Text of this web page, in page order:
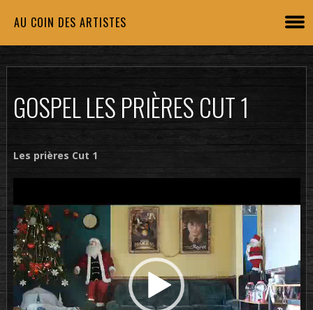
AU COIN DES ARTISTES
GOSPEL LES PRIÈRES CUT 1
Les prières Cut 1
vidéo